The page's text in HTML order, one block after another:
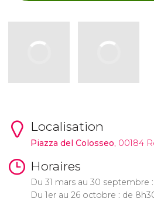
Localisation
Piazza del Colosseo , 00184
Horaires
Du 31 mars au 30 septembre
Du 1er au 26 octobre : de